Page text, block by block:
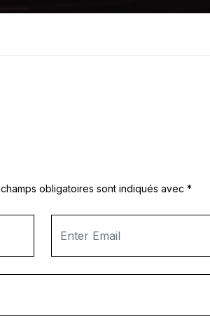
obligatoires sont indiqués avec *